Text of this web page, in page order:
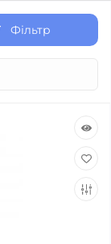
Фільтр